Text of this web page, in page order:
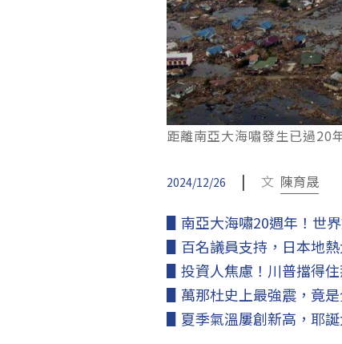
距離南亞大海嘯發生已過
2024/12/26 | 文 陳育晟
▋南亞大海嘯20週年！世
▋百名議員支持，日本地熱
▋投資人焦慮！川普擋得
▋萬那杜史上最強震，竟是
▋夏季氣溫屢創新高，耶